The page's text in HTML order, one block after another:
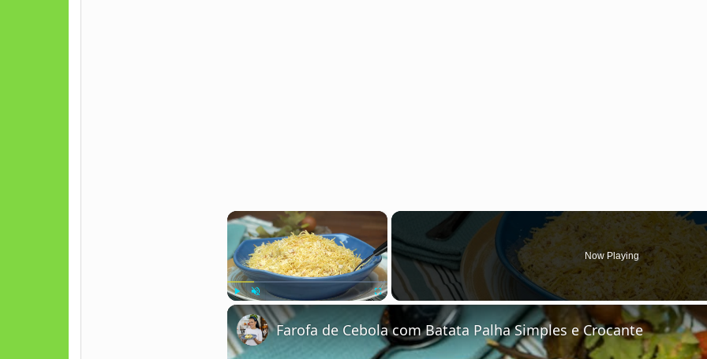
×
Play Unmute Fullscreen
Now Playing
Farofa de Cebola com Batata Palha Simples e Crocante